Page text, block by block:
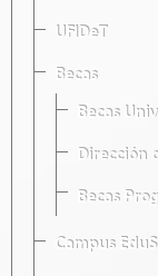
UFIDeT
Becas
Becas
Dirección
Becas
Campus